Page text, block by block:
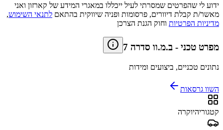
ידוע לי שהפרטים שמסרתי לעיל ייכללו במאגרי המידע של קארזון ואני
מאשר/ת קבלת דיוורים, פרסומות ופניה שיווקית בהתאם לתנאי השימוש,
מדיניות הפרטיות וחוק הגנת הצרכן
מפרט טכני - ב.מ.וו סדרה 7
נתונים טכניים, ביצועים ומידות
השוו גרסאות
קטגוריהיוקרה